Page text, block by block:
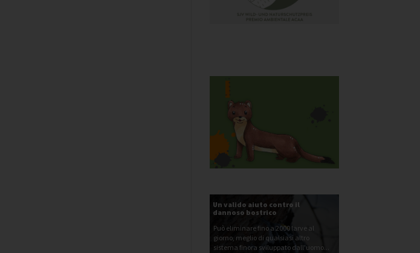
Un valido aiuto contro il
dannoso bostrico
Può eliminare fino a 2000 larve al
giorno, meglio di qualsiasi altro
sistema finora sviluppato dall'uomo...